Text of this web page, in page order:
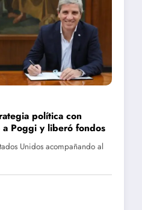
política con
Poggi y liberó fondos
Unidos acompañando al